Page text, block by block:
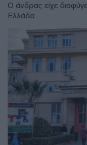
Ο άνδρας είχε
Ελλάδα